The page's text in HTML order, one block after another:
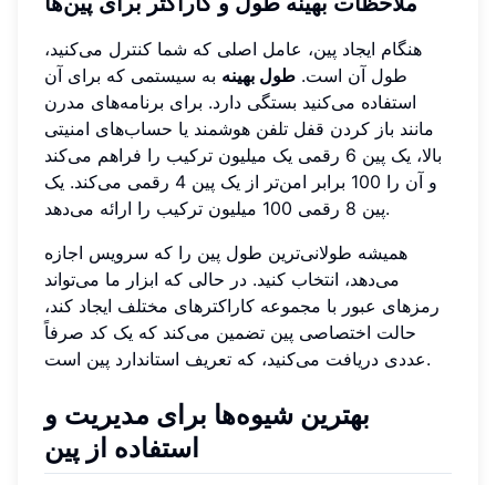
هنگام ایجاد پین، عامل اصلی که شما کنترل می‌کنید،
طول آن است. طول بهینه به سیستمی که برای آن
استفاده می‌کنید بستگی دارد. برای برنامه‌های مدرن
مانند باز کردن قفل تلفن هوشمند یا حساب‌های امنیتی
بالا، یک پین 6 رقمی یک میلیون ترکیب را فراهم می‌کند
و آن را 100 برابر امن‌تر از یک پین 4 رقمی می‌کند. یک
پین 8 رقمی 100 میلیون ترکیب را ارائه می‌دهد.
همیشه طولانی‌ترین طول پین را که سرویس اجازه
می‌دهد، انتخاب کنید. در حالی که ابزار ما می‌تواند
رمزهای عبور با مجموعه کاراکترهای مختلف ایجاد کند،
حالت اختصاصی پین تضمین می‌کند که یک کد صرفاً
عددی دریافت می‌کنید، که تعریف استاندارد پین است.
بهترین شیوه‌ها برای مدیریت و
استفاده از پین